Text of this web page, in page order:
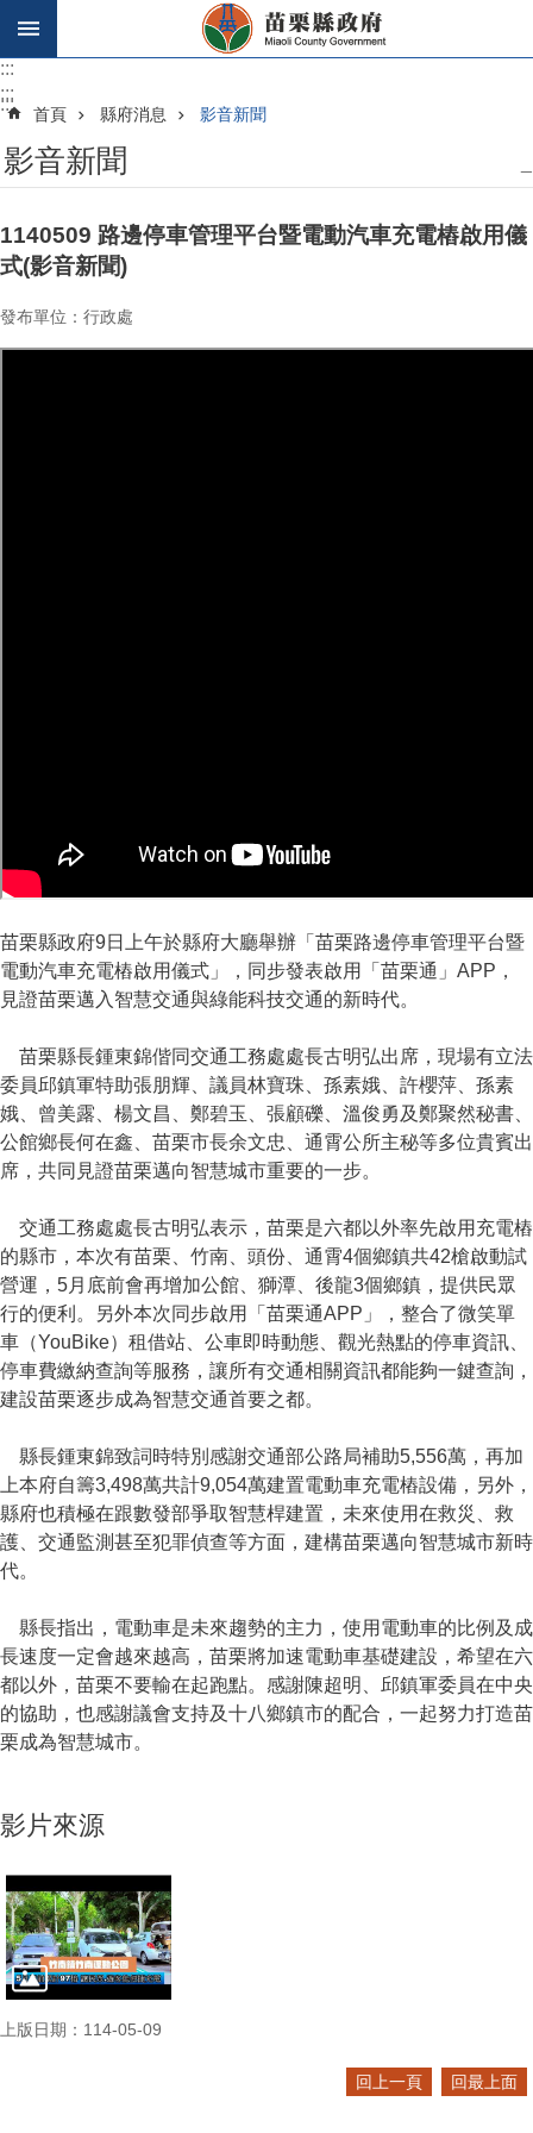
跳到主要內容區塊
:::
:::
::: 首頁 縣府消息 影音新聞
影音新聞
1140509 路邊停車管理平台暨電動汽車充電樁啟用儀
式(影音新聞)
發布單位：行政處
苗栗縣政府9日上午於縣府大廳舉辦「苗栗路邊停車管理平台暨
電動汽車充電樁啟用儀式」，同步發表啟用「苗栗通」APP，
見證苗栗邁入智慧交通與綠能科技交通的新時代。
苗栗縣長鍾東錦偕同交通工務處處長古明弘出席，現場有立法
委員邱鎮軍特助張朋輝、議員林寶珠、孫素娥、許櫻萍、孫素
娥、曾美露、楊文昌、鄭碧玉、張顧礫、溫俊勇及鄭聚然秘書、
公館鄉長何在鑫、苗栗市長余文忠、通霄公所主秘等多位貴賓出
席，共同見證苗栗邁向智慧城市重要的一步。
交通工務處處長古明弘表示，苗栗是六都以外率先啟用充電樁
的縣市，本次有苗栗、竹南、頭份、通霄4個鄉鎮共42槍啟動試
營運，5月底前會再增加公館、獅潭、後龍3個鄉鎮，提供民眾
行的便利。另外本次同步啟用「苗栗通APP」，整合了微笑單
車（YouBike）租借站、公車即時動態、觀光熱點的停車資訊、
停車費繳納查詢等服務，讓所有交通相關資訊都能夠一鍵查詢，
建設苗栗逐步成為智慧交通首要之都。
縣長鍾東錦致詞時特別感謝交通部公路局補助5,556萬，再加
上本府自籌3,498萬共計9,054萬建置電動車充電樁設備，另外，
縣府也積極在跟數發部爭取智慧桿建置，未來使用在救災、救
護、交通監測甚至犯罪偵查等方面，建構苗栗邁向智慧城市新時
代。
縣長指出，電動車是未來趨勢的主力，使用電動車的比例及成
長速度一定會越來越高，苗栗將加速電動車基礎建設，希望在六
都以外，苗栗不要輸在起跑點。感謝陳超明、邱鎮軍委員在中央
的協助，也感謝議會支持及十八鄉鎮市的配合，一起努力打造苗
栗成為智慧城市。
影片來源
上版日期：114-05-09
回上一頁 回最上面